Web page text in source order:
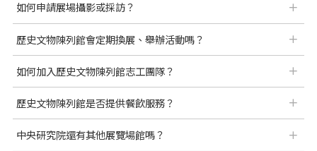
如何申請展場攝影或採訪？
歷史文物陳列館會定期換展、舉辦活動嗎？
如何加入歷史文物陳列館志工團隊？
歷史文物陳列館是否提供餐飲服務？
中央研究院還有其他展覽場館嗎？